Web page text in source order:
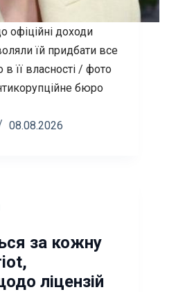
офіційні доходи
їй придбати все
її власності / фото
бюро
08.08.2026
за кожну
ліцензій